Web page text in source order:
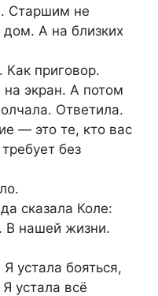
Старшим не
дом. А на близких
Как приговор.
экран. А потом
Ответила.
— это те, кто вас
без
сказала Коле:
В нашей жизни.
устала бояться,
устала всё